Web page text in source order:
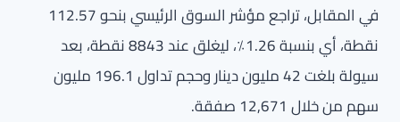
في المقابل، تراجع مؤشر السوق الرئيسي بنحو 112.57
نقطة، أي بنسبة 1.26٪، ليغلق عند 8843 نقطة، بعد
سيولة بلغت 42 مليون دينار وحجم تداول 196.1 مليون
سهم من خلال 12,671 صفقة.